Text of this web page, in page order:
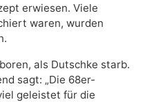
erwiesen. Viele
waren, wurden
als Dutschke starb.
sagt: „Die 68er-
geleistet für die